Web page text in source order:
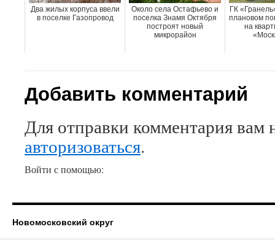
Два жилых корпуса ввели
в поселке Газопровод
Около села Остафьево и
поселка Знамя Октября
построят новый
микрорайон
ГК
плановом
на
Добавить комментарий
Для отправки комментария вам
авторизоваться.
Войти с помощью:
Новомосковский округ